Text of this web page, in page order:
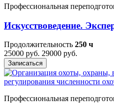
Профессиональная
Искусствоведение.
Продолжительность 250 ч
25000 руб. 29000 руб.
Записаться
Профессиональная